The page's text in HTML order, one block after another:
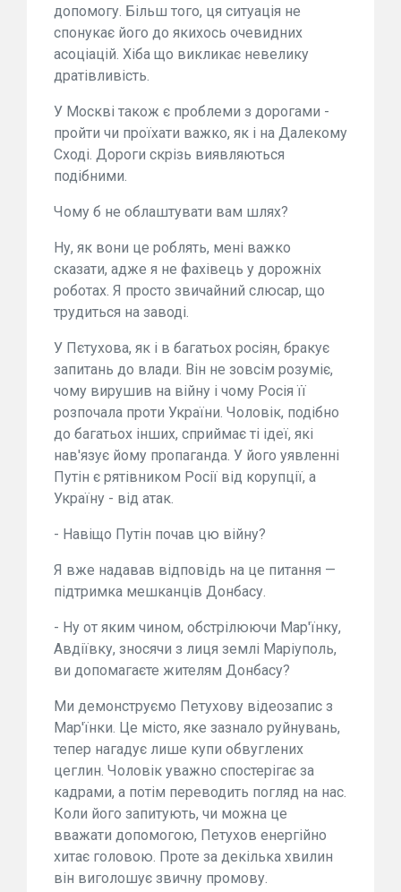
допомогу. Більш того, ця ситуація не
спонукає його до якихось очевидних
асоціацій. Хіба що викликає невелику
дратівливість.
У Москві також є проблеми з дорогами -
пройти чи проїхати важко, як і на Далекому
Сході. Дороги скрізь виявляються
подібними.
Чому б не облаштувати вам шлях?
Ну, як вони це роблять, мені важко
сказати, адже я не фахівець у дорожніх
роботах. Я просто звичайний слюсар, що
трудиться на заводі.
У Пєтухова, як і в багатьох росіян, бракує
запитань до влади. Він не зовсім розуміє,
чому вирушив на війну і чому Росія її
розпочала проти України. Чоловік, подібно
до багатьох інших, сприймає ті ідеї, які
нав'язує йому пропаганда. У його уявленні
Путін є рятівником Росії від корупції, а
Україну - від атак.
- Навіщо Путін почав цю війну?
Я вже надавав відповідь на це питання —
підтримка мешканців Донбасу.
- Ну от яким чином, обстрілюючи Мар'їнку,
Авдіївку, зносячи з лиця землі Маріуполь,
ви допомагаєте жителям Донбасу?
Ми демонструємо Петухову відеозапис з
Мар'їнки. Це місто, яке зазнало руйнувань,
тепер нагадує лише купи обвуглених
цеглин. Чоловік уважно спостерігає за
кадрами, а потім переводить погляд на нас.
Коли його запитують, чи можна це
вважати допомогою, Петухов енергійно
хитає головою. Проте за декілька хвилин
він виголошує звичну промову.